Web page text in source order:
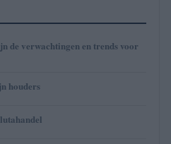
de verwachtingen en trends voor
houders